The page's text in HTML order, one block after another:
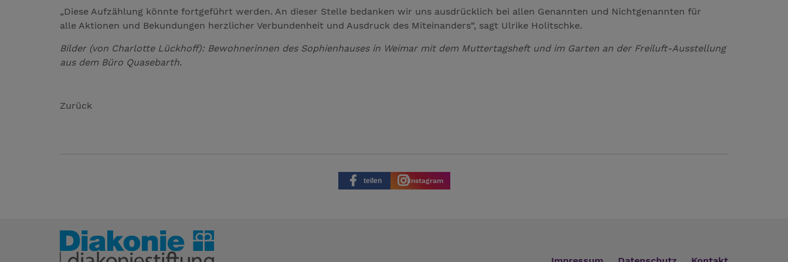
„Diese Aufzählung könnte fortgeführt werden. An dieser Stelle bedanken wir uns ausdrücklich bei allen Genannten und Nichtgenannten für
alle Aktionen und Bekundungen herzlicher Verbundenheit und Ausdruck des Miteinanders“, sagt Ulrike Holitschke.
Bilder (von Charlotte Lückhoff): Bewohnerinnen des Sophienhauses in Weimar mit dem Muttertagsheft und im Garten an der Freiluft-Ausstellung
aus dem Büro Quasebarth.
Zurück
teilen Instagram